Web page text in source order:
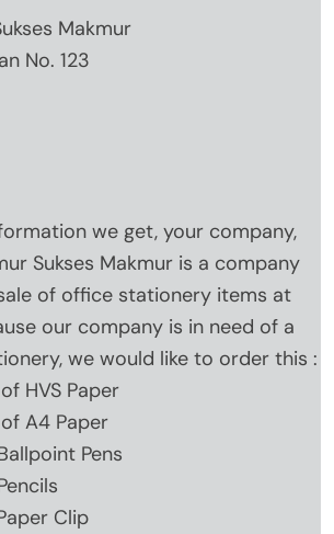
Makmur
No. 123
we get, your company,
Sukses Makmur is a company
of office stationery items at
our company is in need of a
we would like to order this :
HVS Paper
A4 Paper
Pens
Clip